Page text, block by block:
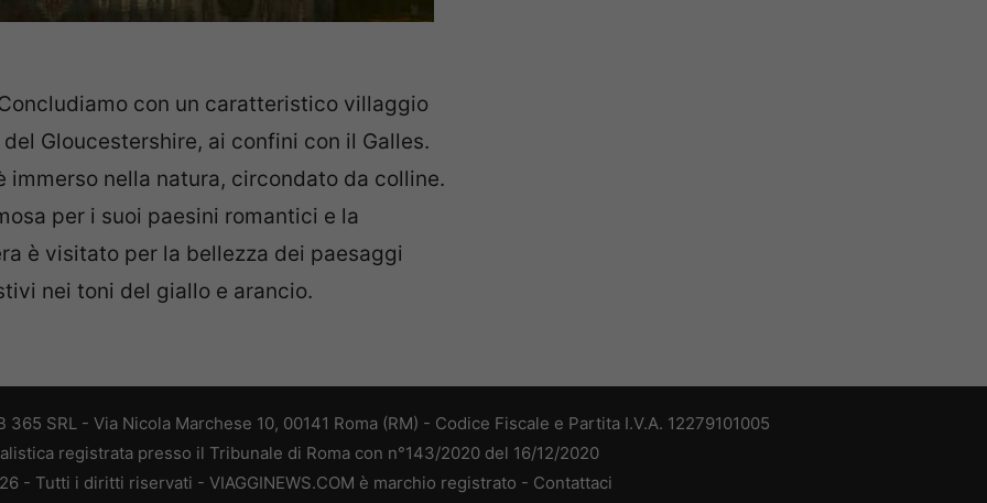
con un caratteristico villaggio
Gloucestershire, ai confini con il Galles.
nella natura, circondato da colline.
per i suoi paesini romantici e la
è visitato per la bellezza dei paesaggi
nei toni del giallo e arancio.
SRL - Via Nicola Marchese 10, 00141 Roma (RM) - Codice Fiscale e Partita I.V.A. 12279101005
registrata presso il Tribunale di Roma con n°143/2020 del 16/12/2020
- Tutti i diritti riservati - VIAGGINEWS.COM è marchio registrato - Contattaci